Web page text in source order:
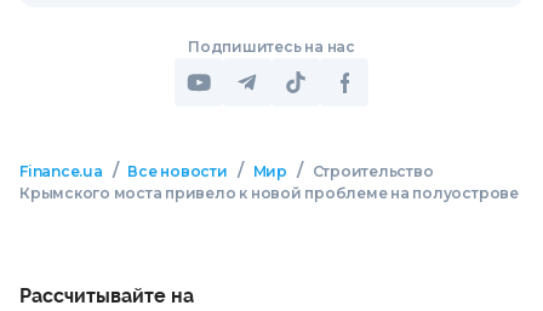
Подпишитесь на нас
Finance.ua / Все новости / Мир /
Строительство
Крымского моста привело к новой проблеме на полуострове
Рассчитывайте на